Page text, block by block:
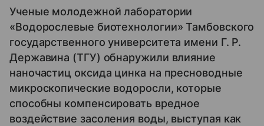
Ученые молодежной лаборатории
«Водорослевые биотехнологии» Тамбовского
государственного университета имени Г. Р.
Державина (ТГУ) обнаружили влияние
наночастиц оксида цинка на пресноводные
микроскопические водоросли, которые
способны компенсировать вредное
воздействие засоления воды, выступая как